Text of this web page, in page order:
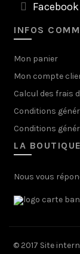
Facebook
INFOS
Mon panier
Mon compte
Calcul des frais
Conditions
Conditions
LA
Nous vous
© 2017 Site